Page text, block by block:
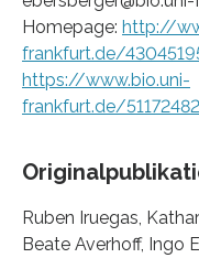
Homepage: http://
frankfurt.de/
https://www.bio.uni-
frankfurt.de/
Ruben Iruegas,
Beate Averhoff, Ingo